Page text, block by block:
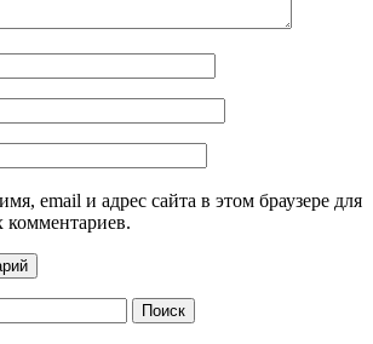
email и адрес сайта в этом браузере для